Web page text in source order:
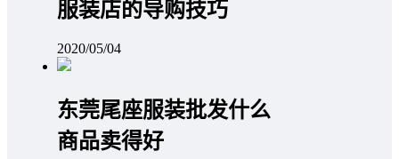
服装店的导购技巧
2020/05/04
东莞尾座服装批发什么
商品卖得好